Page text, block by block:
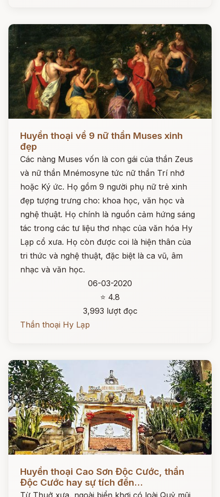
Đọc ngay
Huyền thoại về 9 nữ thần Muses xinh
đẹp
Các nàng Muses vốn là con gái của thần Zeus
và nữ thần Mnémosyne tức nữ thần Trí nhớ
hoặc Ký ức. Họ gồm 9 người phụ nữ trẻ xinh
đẹp tượng trưng cho: khoa học, văn học và
nghệ thuật. Họ chính là nguồn cảm hứng sáng
tác trong các tư liệu thơ nhạc của văn hóa Hy
Lạp cổ xưa. Họ còn được coi là hiện thân của
tri thức và nghệ thuật, đặc biệt là ca vũ, âm
nhạc và văn học.
06-03-2020
⭐ 4.8
3,993 lượt đọc
Thần thoại Hy Lạp
Đọc ngay
Huyền thoại Cao Sơn Độc Cước, thần
Độc Cước hay sự tích đền...
Từ Thuở xưa, ngoài biển khơi có loài Quỷ mũi